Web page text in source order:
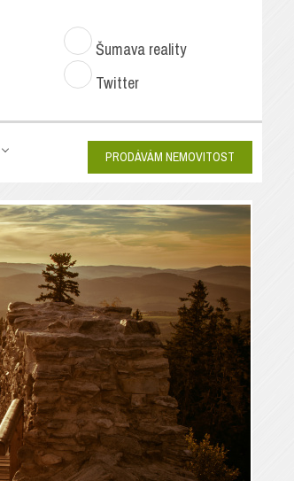
Šumava reality
Twitter
PRODÁVÁM NEMOVITOST